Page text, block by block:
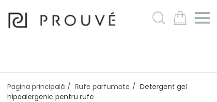
m
Pagina principală Rufe parfumate
Detergent gel
hipoalergenic pentru rufe